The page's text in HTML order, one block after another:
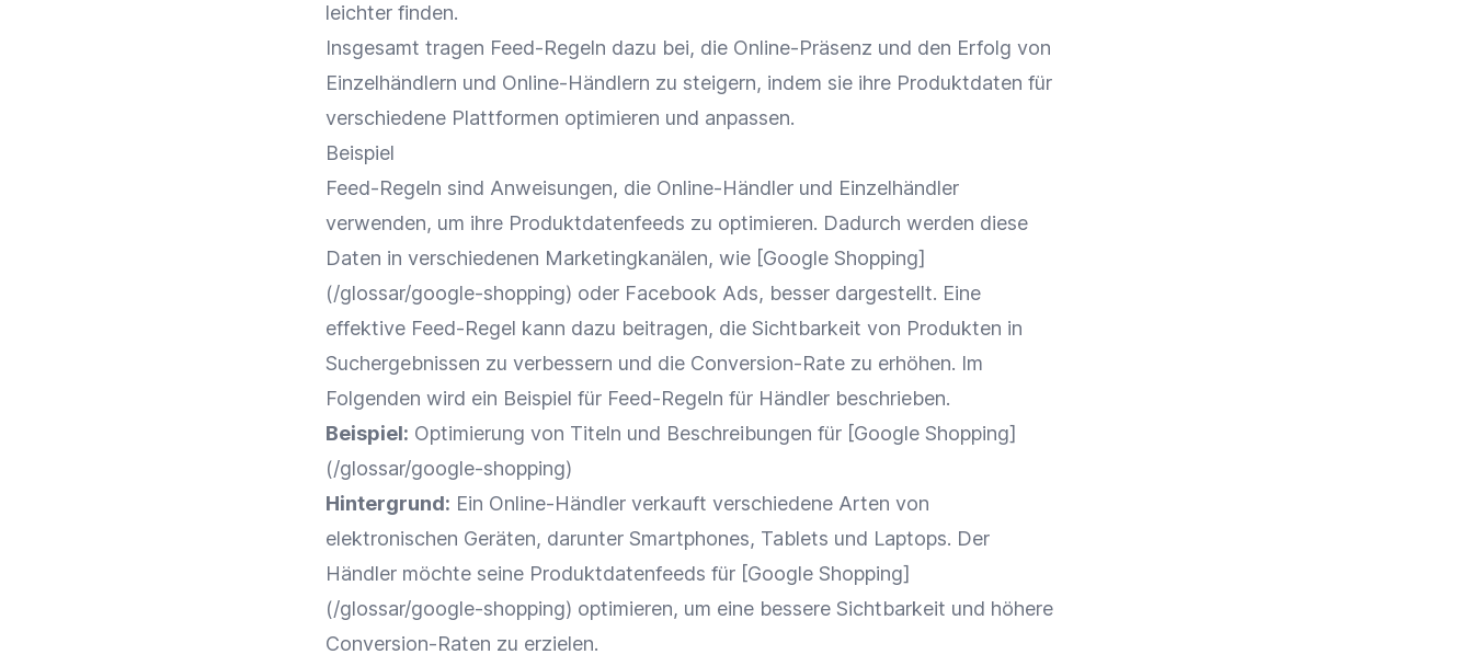
leichter finden.
Insgesamt tragen Feed-Regeln dazu bei, die Online-Präsenz und den Erfolg von
Einzelhändlern und Online-Händlern zu steigern, indem sie ihre Produktdaten für
verschiedene Plattformen optimieren und anpassen.
Beispiel
Feed-Regeln sind Anweisungen, die Online-Händler und Einzelhändler
verwenden, um ihre Produktdatenfeeds zu optimieren. Dadurch werden diese
Daten in verschiedenen Marketingkanälen, wie [Google Shopping]
(/glossar/google-shopping) oder Facebook Ads, besser dargestellt. Eine
effektive Feed-Regel kann dazu beitragen, die Sichtbarkeit von Produkten in
Suchergebnissen zu verbessern und die Conversion-Rate zu erhöhen. Im
Folgenden wird ein Beispiel für Feed-Regeln für Händler beschrieben.
Beispiel: Optimierung von Titeln und Beschreibungen für [Google Shopping]
(/glossar/google-shopping)
Hintergrund: Ein Online-Händler verkauft verschiedene Arten von
elektronischen Geräten, darunter Smartphones, Tablets und Laptops. Der
Händler möchte seine Produktdatenfeeds für [Google Shopping]
(/glossar/google-shopping) optimieren, um eine bessere Sichtbarkeit und höhere
Conversion-Raten zu erzielen.